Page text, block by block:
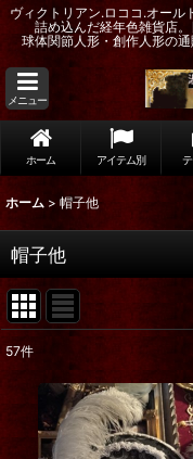
ヴィクトリアン.ロココ.オー
詰め込んだ経年色雑貨店
球体関節人形・創作人形の
メニュー
ホーム アイテム別
ホーム > 帽子他
帽子他
:
在庫あり
57件